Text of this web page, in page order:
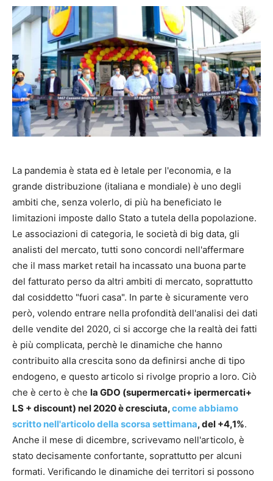
La pandemia è stata ed è letale per l'economia, e la
grande distribuzione (italiana e mondiale) è uno degli
ambiti che, senza volerlo, di più ha beneficiato le
limitazioni imposte dallo Stato a tutela della popolazione.
Le associazioni di categoria, le società di big data, gli
analisti del mercato, tutti sono concordi nell'affermare
che il mass market retail ha incassato una buona parte
del fatturato perso da altri ambiti di mercato, soprattutto
dal cosiddetto "fuori casa". In parte è sicuramente vero
però, volendo entrare nella profondità dell'analisi dei dati
delle vendite del 2020, ci si accorge che la realtà dei fatti
è più complicata, perchè le dinamiche che hanno
contribuito alla crescita sono da definirsi anche di tipo
endogeno, e questo articolo si rivolge proprio a loro. Ciò
che è certo è che la GDO (supermercati+ ipermercati+
LS + discount) nel 2020 è cresciuta,come abbiamo
scritto nell'articolo della scorsa settimana, del +4,1%.
Anche il mese di dicembre, scrivevamo nell'articolo, è
stato decisamente confortante, soprattutto per alcuni
formati. Verificando le dinamiche dei territori si possono